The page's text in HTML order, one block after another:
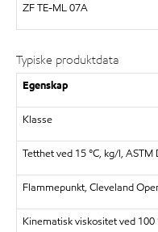
ZF TE-ML 07A
Typiske produktdata
Egenskap
Klasse
Tetthet ved 15 °C, kg/l, ASTM
Flammepunkt, Cleveland
Kinematisk viskositet ved 100